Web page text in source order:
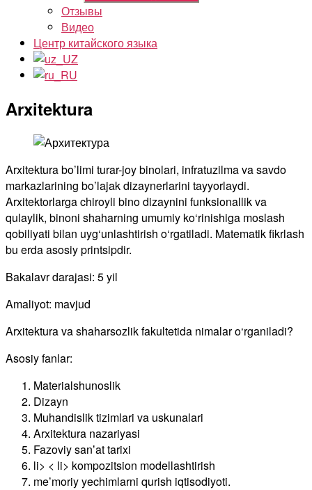
Отзывы
Видео
Центр китайского языка
Arxitektura
Arxitektura bo’limi turar-joy binolari, infratuzilma va savdo
markazlarining bo’lajak dizaynerlarini tayyorlaydi.
Arxitektorlarga chiroyli bino dizaynini funksionallik va
qulaylik, binoni shaharning umumiy ko‘rinishiga moslash
qobiliyati bilan uyg‘unlashtirish o‘rgatiladi. Matematik fikrlash
bu erda asosiy printsipdir.
Bakalavr darajasi: 5 yil
Amaliyot: mavjud
Arxitektura va shaharsozlik fakultetida nimalar o‘rganiladi?
Asosiy fanlar:
Materialshunoslik
Dizayn
Muhandislik tizimlari va uskunalari
Arxitektura nazariyasi
Fazoviy sanʼat tarixi
li> < li> kompozitsion modellashtirish
me’moriy yechimlarni qurish iqtisodiyoti.